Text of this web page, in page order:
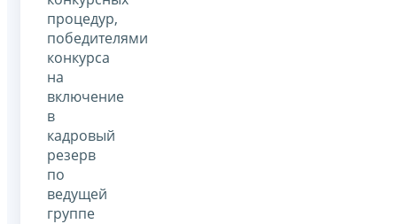
процедур,
победителями
конкурса
на
включение
в
кадровый
резерв
по
ведущей
группе